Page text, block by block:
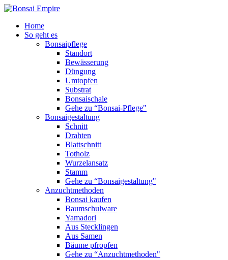
Home
So geht es
Bonsaipflege
Standort
Bewässerung
Düngung
Umtopfen
Substrat
Bonsaischale
Gehe zu “Bonsai-Pflege"
Bonsaigestaltung
Schnitt
Drahten
Blattschnitt
Totholz
Wurzelansatz
Stamm
Gehe zu “Bonsaigestaltung"
Anzuchtmethoden
Bonsai kaufen
Baumschulware
Yamadori
Aus Stecklingen
Aus Samen
Bäume pfropfen
Gehe zu “Anzuchtmethoden"